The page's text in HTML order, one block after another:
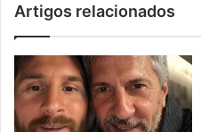
Artigos relacionados